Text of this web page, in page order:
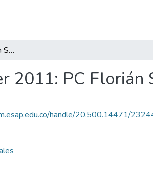
Plan de Compras Florián Santander 2011: PC Florián Santander 2011
2011: PC Florián
handle/20.500.14471/